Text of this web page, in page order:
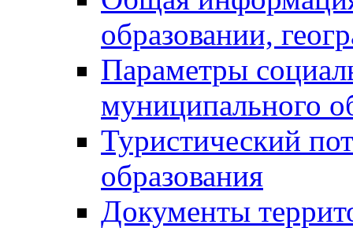
образовании,
Параметры
муниципального
Туристический
образования
Документы